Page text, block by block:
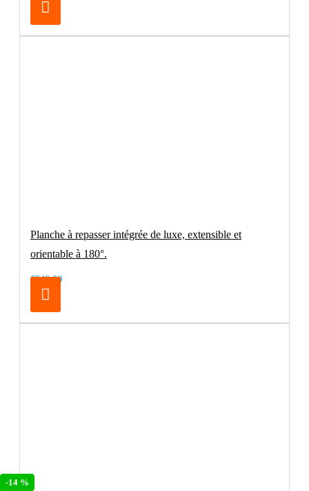
-14 %
Planche à repasser intégrée de luxe, extensible et
orientable à 180°.
€249.00